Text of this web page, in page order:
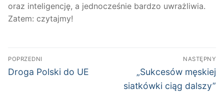
oraz inteligencję, a jednocześnie bardzo uwrażliwia.
Zatem: czytajmy!
Nawigacja
wpisu
POPRZEDNI
Poprzedni
Droga Polski do UE
NASTĘPNY
Następny
wpis:
„Sukcesów męskiej
siatkówki ciąg dalszy”